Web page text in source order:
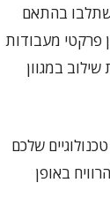
בהתאם
פרקטי מעבודות
במגוון
שלכם
באופן